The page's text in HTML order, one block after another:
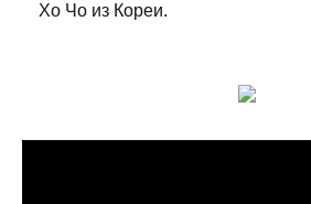
Хо Чо из Кореи.